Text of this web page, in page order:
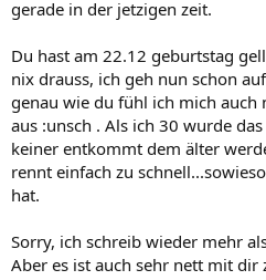
gerade in der jetzigen zeit.
Du hast am 22.12 geburtstag
nix drauss, ich geh nun schon
genau wie du fühl ich mich auch
aus :unsch . Als ich 30 wurde
keiner entkommt dem älter
rennt einfach zu
hat.
Sorry, ich schreib wieder mehr
Aber es ist auch sehr nett mit dir